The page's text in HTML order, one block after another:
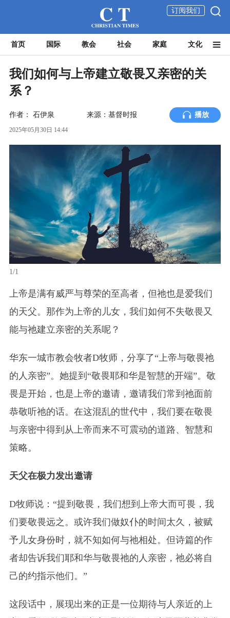
订阅我们
首页 国际 教会 社会 家庭 文化
我们如何与上帝建立敬畏又亲密的关
系？
作者： 石伊泉 来源：基督时报 播放
2025年05月30日 14:44
1/1
上帝是满有威严与尊荣的至高者，但祂也是爱我们
的天父。那作为上帝的儿女，我们如何不失敬畏又
能与祂建立亲密的关系呢？
华东一城市教会牧者D牧师，分享了“上帝与敬畏祂
的人亲密”。她提到“敬畏耶和华是智慧的开端”。敬
畏是开始，也是上帝的邀请，邀请我们常到祂面前
恭敬听祂的话。在这混乱的世代中，我们要在敬畏
与亲密中得到从上帝而来不可震动的道路、智慧和
策略。
天父在极力发出邀请
D牧师说：“提到敬畏，我们想到上帝大而可畏，我
们要敬畏远之。或许我们做奴仆的时间太久，被赋
予儿女身份时，就不知如何与祂相处。但诗篇的作
者却告诉我们耶和华与敬畏祂的人亲密，祂必将自
己的约指示他们。 ”
这段话中，展现出来的正是一位期待与人亲近的上